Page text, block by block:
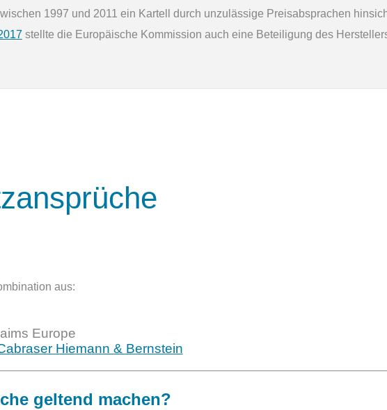
1997 und 2011 ein Kartell durch unzulässige Preisabsprachen
stellte die Europäische Kommission auch eine Beteiligung des
aus:
Europe
Hiemann & Bernstein
geltend machen?